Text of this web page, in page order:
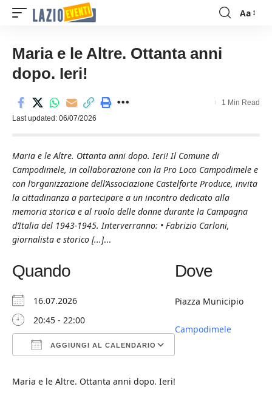
Font
Aa
Maria e le Altre. Ottanta anni
dopo. Ieri!
Last updated: 06/07/2026
1 Min Read
Maria e le Altre. Ottanta anni dopo. Ieri! Il Comune di
Campodimele, in collaborazione con la Pro Loco Campodimele e
con l’organizzazione dell’Associazione Castelforte Produce, invita
la cittadinanza a partecipare a un incontro dedicato alla
memoria storica e al ruolo delle donne durante la Campagna
d’Italia del 1943-1945. Interverranno: • Fabrizio Carloni,
giornalista e storico [...]...
Quando
16.07.2026
20:45 - 22:00
AGGIUNGI AL CALENDARIO
Dove
Piazza Municipio
Campodimele
Maria e le Altre. Ottanta anni dopo. Ieri!